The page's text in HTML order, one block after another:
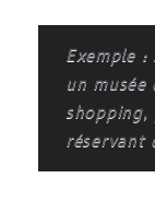
Exemple
un
réservant